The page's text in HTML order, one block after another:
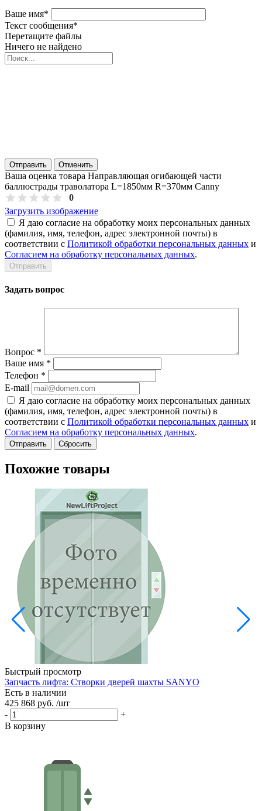
Ваше имя*
Текст сообщения*
Перетащите файлы
Ничего не найдено
Отправить Отменить
Ваша оценка товара Направляющая огибающей части
баллюстрады траволатора L=1850мм R=370мм Canny
0
Загрузить изображение
Я даю согласие на обработку моих персональных данных
(фамилия, имя, телефон, адрес электронной почты) в
соответствии с Политикой обработки персональных данных и
Согласием на обработку персональных данных.
Задать вопрос
Вопрос *
Ваше имя *
Телефон *
E-mail
Я даю согласие на обработку моих персональных данных
(фамилия, имя, телефон, адрес электронной почты) в
соответствии с Политикой обработки персональных данных и
Согласием на обработку персональных данных.
Сбросить
Похожие товары
Быстрый просмотр
Запчасть лифта: Створки дверей шахты SANYO
Есть в наличии
425 868 руб. /шт
-
+
В корзину